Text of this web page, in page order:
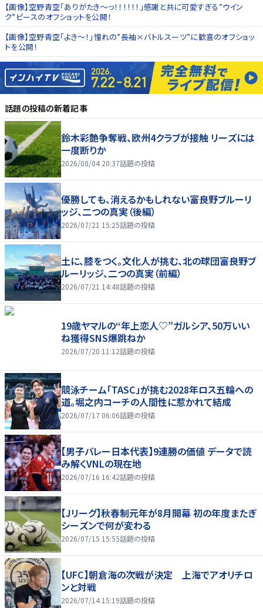
【画像】空野青空「ありがたき〜っ！！！！！！」感謝と共に可愛すぎる”ウイン
ク”ピースのオフショットを公開！
【画像】空野青空「よき〜！」憧れの”長袖×バトルスーツ”に歓喜のオフショッ
トを公開！
話題の投稿の新着記事
鈴木彩艶争奪戦、欧州4クラブが接触 リーズには
一度断りか
2026/08/04 20:37話題の投稿
優勝しても、消えるかもしれない――富良野ブルーリ
ッジ、二つの真実（後編）
2026/07/21 15:25話題の投稿
土に、膝をつく。文化人が挑む、北の球団――富良野ブ
ルーリッジ、二つの真実（前編）
2026/07/21 14:48話題の投稿
19歳ヤマルの“年上恋人♡”ガルシア、50万いい
ね獲得SNS爆跳ねか
2026/07/20 11:12話題の投稿
競泳チーム「TASC」が挑む2028年ロス五輪への
道。堀之内コーチの人間性に惹かれて結成
2026/07/17 06:06話題の投稿
【男子バレー日本代表】9連勝の価値 データで読
み解くVNLの現在地
2026/07/16 16:42話題の投稿
【Jリーグ】秋春制元年が8月開幕 初の年度またぎ
シーズンで何が変わる
2026/07/15 15:55話題の投稿
【UFC】朝倉海の次戦が決定 上海でアオリチロ
ンと対戦
2026/07/14 15:19話題の投稿